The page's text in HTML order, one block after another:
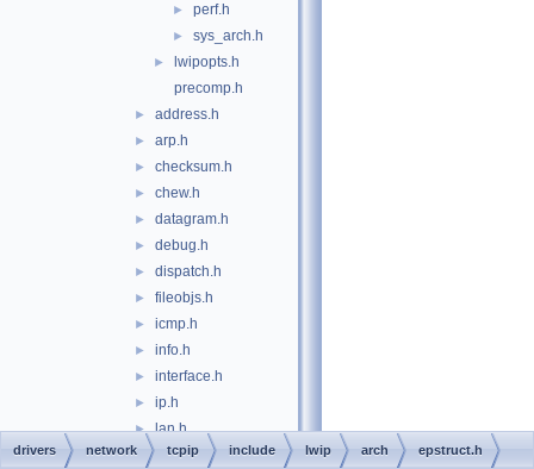
► perf.h
► sys_arch.h
►
lwipopts.h
precomp.h
► address.h
► arp.h
► checksum.h
► chew.h
► datagram.h
► debug.h
► dispatch.h
► fileobjs.h
► icmp.h
► info.h
► interface.h
► ip.h
► lan.h
► linux.h
drivers network tcpip include lwip arch epstruct.h